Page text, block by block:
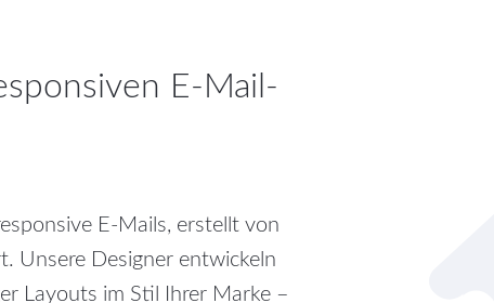
E-Mail-
E-Mails, erstellt von
Unsere Designer entwickeln
Layouts im Stil Ihrer Marke –